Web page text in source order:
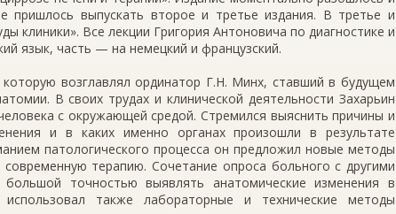
пришлось выпускать второе и третье издания. В третье и
клиники». Все лекции Григория Антоновича по диагностике и
язык, часть — на немецкий и французский.
возглавлял ординатор Г.Н. Минх, ставший в будущем
В своих трудах и клинической деятельности Захарьин
с окружающей средой. Стремился выяснить причины и
и в каких именно органах произошли в результате
патологического процесса он предложил новые методы
терапию. Сочетание опроса больного с другими
точностью выявлять анатомические изменения в
также лабораторные и технические методы